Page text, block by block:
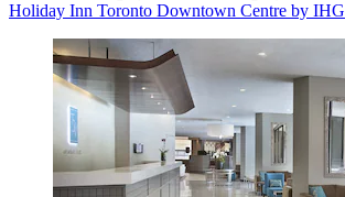
Holiday Inn Toronto Downtown Centre by IHG